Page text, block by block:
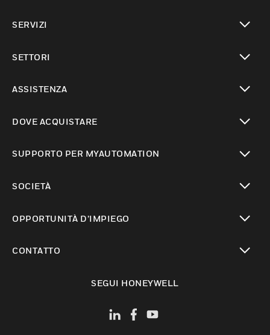
SERVIZI
SETTORI
ASSISTENZA
DOVE ACQUISTARE
SUPPORTO PER MYAUTOMATION
SOCIETÀ
OPPORTUNITÀ D’IMPIEGO
CONTATTO
SEGUI HONEYWELL